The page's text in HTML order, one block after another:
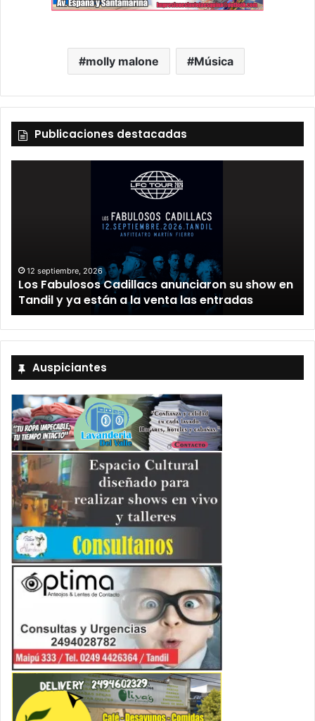
molly malone Música
Publicaciones destacadas
12 septiembre, 2026
Los Fabulosos Cadillacs anunciaron su show en
Tandil y ya están a la venta las entradas
Auspiciantes